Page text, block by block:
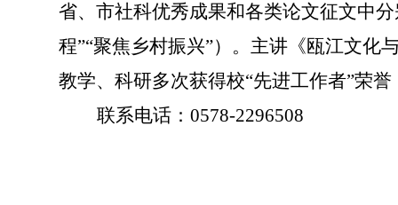
省、市社科优秀成果和各类论文征文中
程”“聚焦乡村振兴”）。主讲《瓯江文化
教学、科研多次获得校“先进工作者”荣
联系电话：0578-2296508